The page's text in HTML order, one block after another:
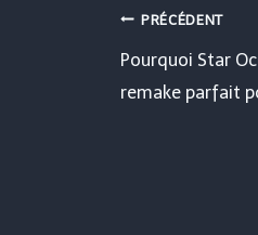
de
PRÉCÉDENT
Pourquoi Star
remake parfait